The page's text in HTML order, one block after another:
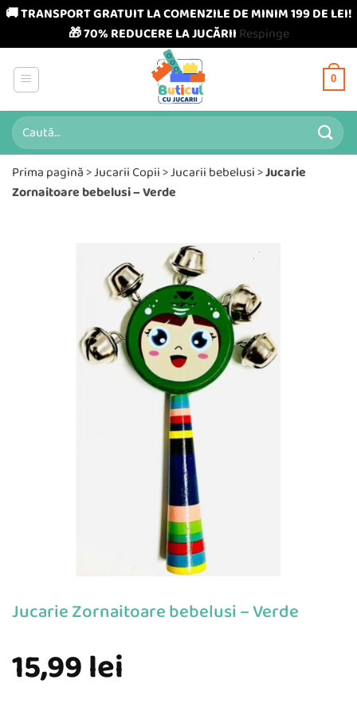
🚚 TRANSPORT GRATUIT LA COMENZILE DE MINIM 199 DE LEI!
🎁 70% REDUCERE LA JUCĂRII Respinge
content
0
Caută
după:
Prima pagină>Jucarii Copii>Jucarii bebelusi>Jucarie
Zornaitoare bebelusi – Verde
Jucarie Zornaitoare bebelusi – Verde
15,99lei